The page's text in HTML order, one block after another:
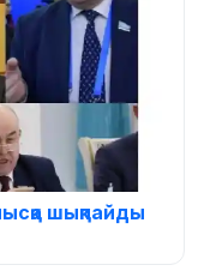
шықпайды